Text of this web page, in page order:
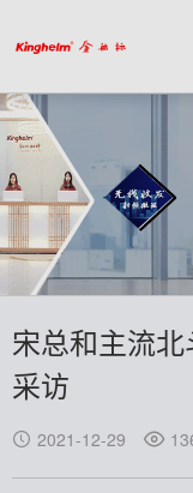
宋总和主流
采访
2021-12-29